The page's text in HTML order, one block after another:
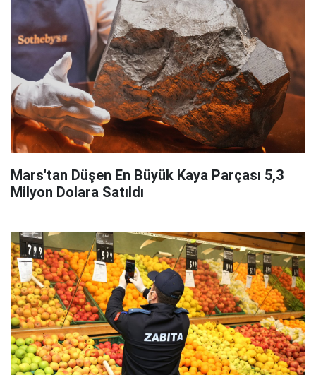
Mars'tan Düşen En Büyük Kaya Parçası 5,3
Milyon Dolara Satıldı